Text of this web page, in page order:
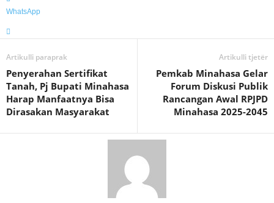
WhatsApp
Artikulli paraprak
Penyerahan Sertifikat
Tanah, Pj Bupati Minahasa
Harap Manfaatnya Bisa
Dirasakan Masyarakat
Artikulli tjetër
Pemkab Minahasa Gelar
Forum Diskusi Publik
Rancangan Awal RPJPD
Minahasa 2025-2045